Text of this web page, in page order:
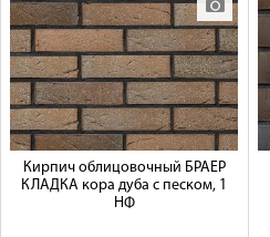
Кирпич облицовочный БРАЕР
КЛАДКА кора дуба с песком, 1
НФ